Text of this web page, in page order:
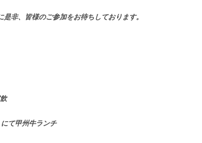
非、皆様のご参加をお待ちしております。
飲
て甲州牛ランチ